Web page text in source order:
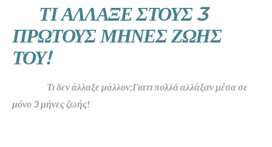
ΤΙ ΑΛΛΑΞΕ ΣΤΟΥΣ 3
ΠΡΩΤΟΥΣ ΜΗΝΕΣ ΖΩΗΣ
ΤΟΥ!
Τι δεν άλλαξε μάλλον;Γιατι πολλά αλλάξαν μέσα σε
μόνο 3 μήνες ζωής!